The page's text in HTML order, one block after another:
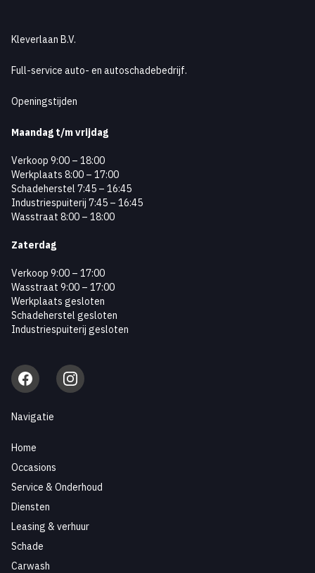
Kleverlaan B.V.
Full-service auto- en autoschadebedrijf.
Openingstijden
Maandag t/m vrijdag
Verkoop 9:00 – 18:00
Werkplaats 8:00 – 17:00
Schadeherstel 7:45 – 16:45
Industriespuiterij 7:45 – 16:45
Wasstraat 8:00 – 18:00
Zaterdag
Verkoop 9:00 – 17:00
Wasstraat 9:00 – 17:00
Werkplaats gesloten
Schadeherstel gesloten
Industriespuiterij gesloten
Facebook Instagram
Navigatie
Home
Occasions
Service & Onderhoud
Diensten
Leasing & verhuur
Schade
Carwash